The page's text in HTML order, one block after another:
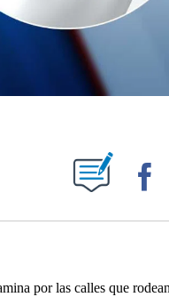
ABOUT NEW PAGES ON "".
por las calles que